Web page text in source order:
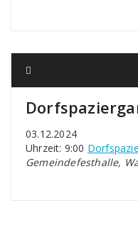
03.12.2024
Uhrzeit: 9:00
Gemeindefesthalle,